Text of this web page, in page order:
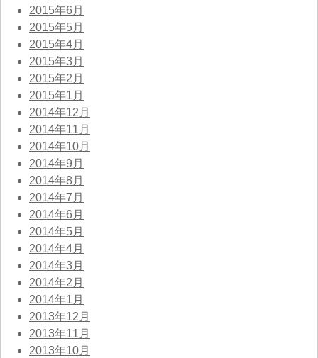
2015年6月
2015年5月
2015年4月
2015年3月
2015年2月
2015年1月
2014年12月
2014年11月
2014年10月
2014年9月
2014年8月
2014年7月
2014年6月
2014年5月
2014年4月
2014年3月
2014年2月
2014年1月
2013年12月
2013年11月
2013年10月